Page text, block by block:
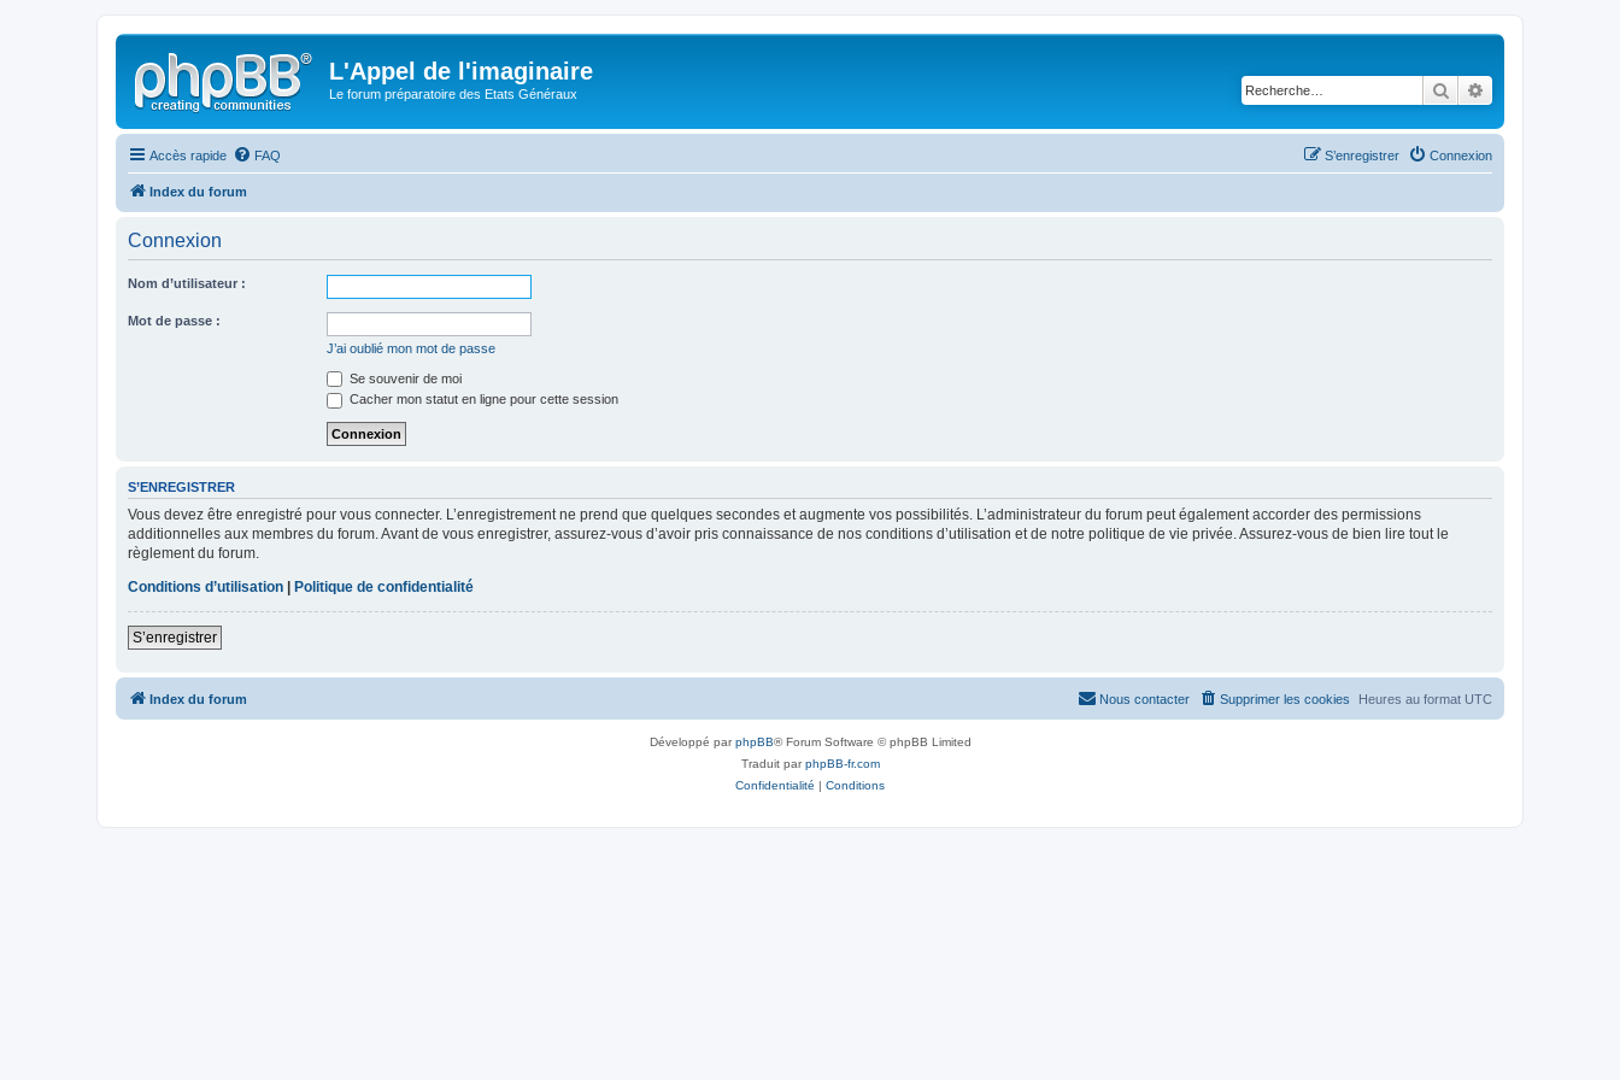
L'Appel de l'imaginaire
Le forum préparatoire des Etats Généraux Rechercher
Accès rapide FAQ Connexion
S’enregistrer
Index du forum
Connexion
Nom d’utilisateur :
Mot de passe :
J’ai oublié mon mot de passe
Se souvenir de moi
Cacher mon statut en ligne pour cette session
S’ENREGISTRER
Vous devez être enregistré pour vous connecter. L’enregistrement ne prend que quelques secondes et augmente vos possibilités. L’administrateur du forum peut également accorder des permissions
additionnelles aux membres du forum. Avant de vous enregistrer, assurez-vous d’avoir pris connaissance de nos conditions d’utilisation et de notre politique de vie privée. Assurez-vous de bien lire tout le
règlement du forum.
Conditions d’utilisation
Politique de confidentialité
S’enregistrer
Index du forum Heures au format UTC
Supprimer les cookies
Nous contacter
Développé parphpBB® Forum Software © phpBB Limited
Traduit parphpBB-fr.com
Confidentialité | Conditions